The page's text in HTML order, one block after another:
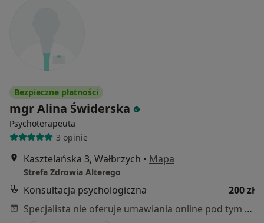
Bezpieczne płatności
mgr Alina Świderska
Psychoterapeuta
3 opinie
Kasztelańska 3, Wałbrzych • Mapa
Strefa Zdrowia Alterego
Konsultacja psychologiczna
200 zł
Specjalista nie oferuje umawiania online pod tym adresem.